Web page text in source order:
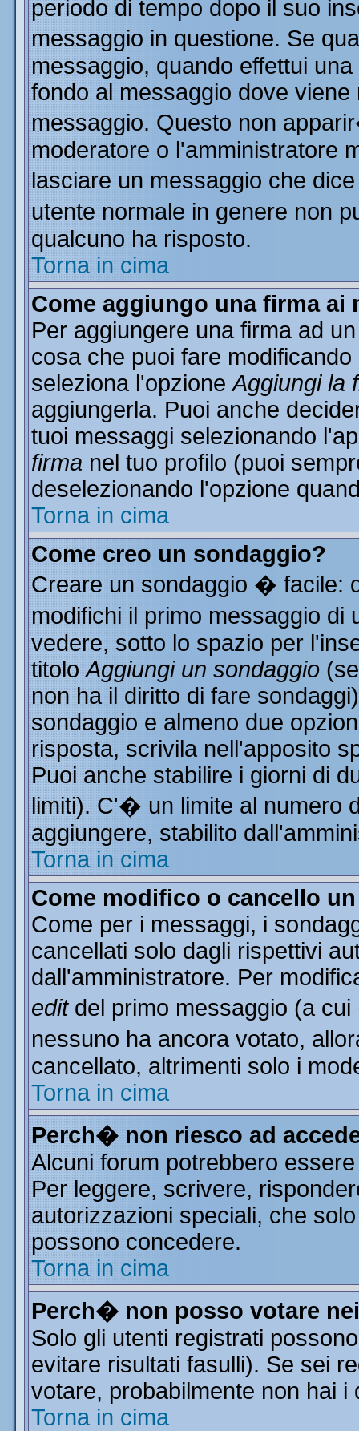
periodo di tempo dopo il suo
messaggio in questione. Se
messaggio, quando effettui
fondo al messaggio dove
messaggio. Questo non
moderatore o l'amministratore
lasciare un messaggio che
utente normale in genere non
qualcuno ha risposto.
Torna in cima
Come aggiungo una firma ai
Per aggiungere una firma ad
cosa che puoi fare
seleziona l'opzioneAggiungi la
aggiungerla. Puoi anche
tuoi messaggi selezionando
firma nel tuo profilo (puoi
deselezionando l'opzione
Torna in cima
Come creo un sondaggio?
Creare un sondaggio � facile:
modifichi il primo messaggio
vedere, sotto lo spazio per
titoloAggiungi un sondaggio
non ha il diritto di fare
sondaggio e almeno due
risposta, scrivila nell'apposito
Puoi anche stabilire i giorni di
limiti). C'� un limite al numero
aggiungere, stabilito
Torna in cima
Come modifico o cancello
Come per i messaggi, i
cancellati solo dagli rispettivi
dall'amministratore. Per
editdel primo messaggio (a
nessuno ha ancora votato,
cancellato, altrimenti solo i
Torna in cima
Perch� non riesco ad
Alcuni forum potrebbero
Per leggere, scrivere,
autorizzazioni speciali, che
possono concedere.
Torna in cima
Perch� non posso votare
Solo gli utenti registrati
evitare risultati fasulli). Se sei
votare, probabilmente non hai
Torna in cima